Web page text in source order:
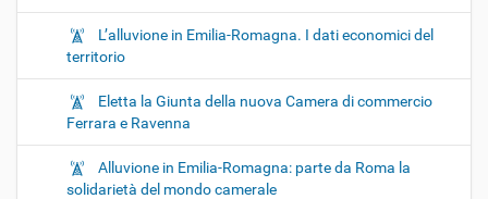
L’alluvione in Emilia-Romagna. I dati economici del
territorio
Eletta la Giunta della nuova Camera di commercio
Ferrara e Ravenna
Alluvione in Emilia-Romagna: parte da Roma la
solidarietà del mondo camerale